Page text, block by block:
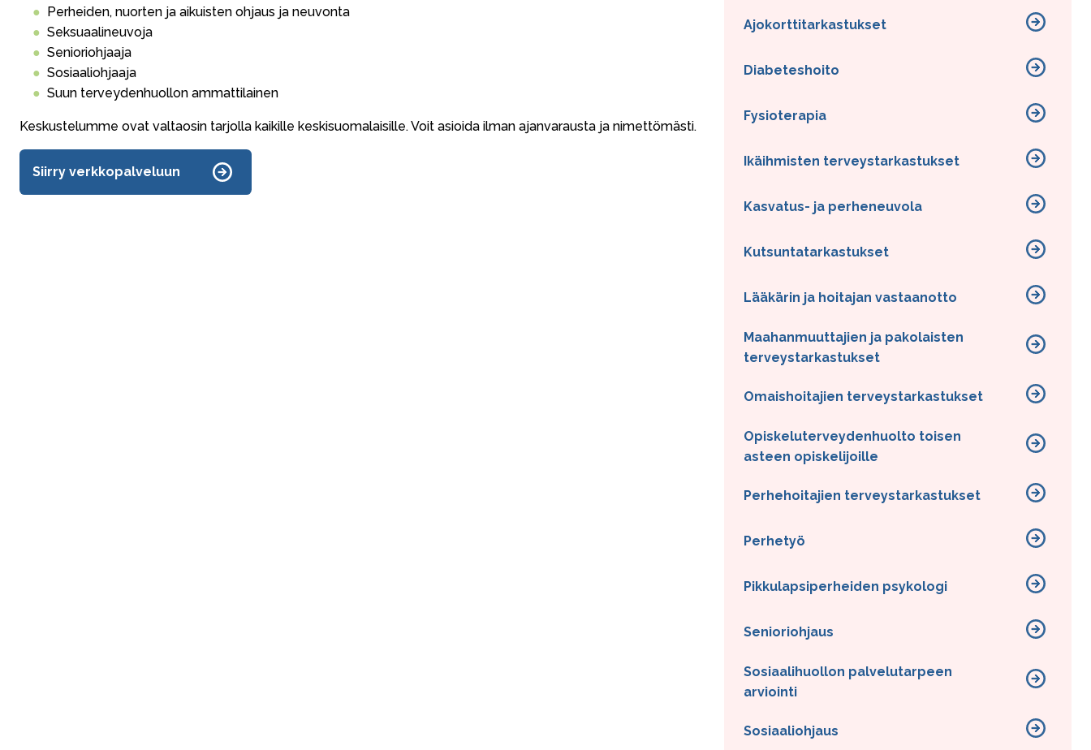
Ajokorttitarkastukset
Diabeteshoito
Fysioterapia
Ikäihmisten terveystarkastukset
Kasvatus- ja perheneuvola
Kutsuntatarkastukset
Lääkärin ja hoitajan vastaanotto
Maahanmuuttajien ja pakolaisten
terveystarkastukset
Omaishoitajien terveystarkastukset
Opiskeluterveydenhuolto toisen
asteen opiskelijoille
Perhehoitajien terveystarkastukset
Perhetyö
Pikkulapsiperheiden psykologi
Senioriohjaus
Sosiaalihuollon palvelutarpeen
arviointi
Sosiaaliohjaus
Perheiden, nuorten ja aikuisten ohjaus ja neuvonta
Seksuaalineuvoja
Senioriohjaaja
Sosiaaliohjaaja
Suun terveydenhuollon ammattilainen
Keskustelumme ovat valtaosin tarjolla kaikille keskisuomalaisille. Voit asioida ilman ajanvarausta ja nimettömästi.
Siirry verkkopalveluun